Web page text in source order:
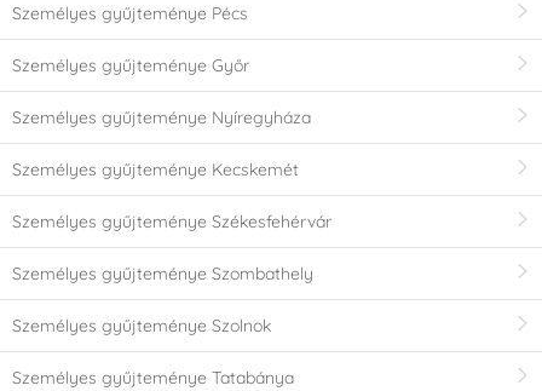
Személyes gyűjteménye Pécs
Személyes gyűjteménye Győr
Személyes gyűjteménye Nyíregyháza
Személyes gyűjteménye Kecskemét
Személyes gyűjteménye Székesfehérvár
Személyes gyűjteménye Szombathely
Személyes gyűjteménye Szolnok
Személyes gyűjteménye Tatabánya